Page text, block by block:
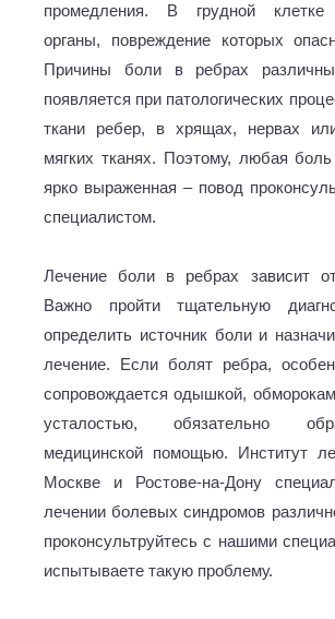
промедления. В грудной клетке
органы, повреждение которых
Причины боли в ребрах
появляется при патологических
ткани ребер, в хрящах, нервах
мягких тканях. Поэтому, любая
ярко выраженная – повод
специалистом.
Лечение боли в ребрах зависит
Важно пройти тщательную
определить источник боли и
лечение. Если болят ребра,
сопровождается одышкой,
усталостью, обязательно
медицинской помощью. Институт
Москве и Ростове-на-Дону
лечении болевых синдромов
проконсультруйтесь с нашими
испытываете такую проблему.